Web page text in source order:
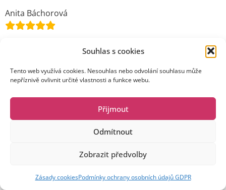
Souhlas s cookies
Tento web využívá cookies. Nesouhlas nebo odvolání souhlasu může
nepříznivě ovlivnit určité vlastnosti a funkce webu.
Přijmout
Odmítnout
Zobrazit předvolby
Zásady cookiesPodmínky ochrany osobních údajů GDPR
Anita Báchorová
Copyright © 2022 ateliermozaiky.cz